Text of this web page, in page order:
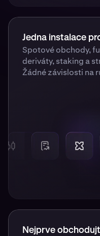
Jedna instalace
Spotové obchody,
deriváty, staking a
Žádné závislosti na
Nejprve